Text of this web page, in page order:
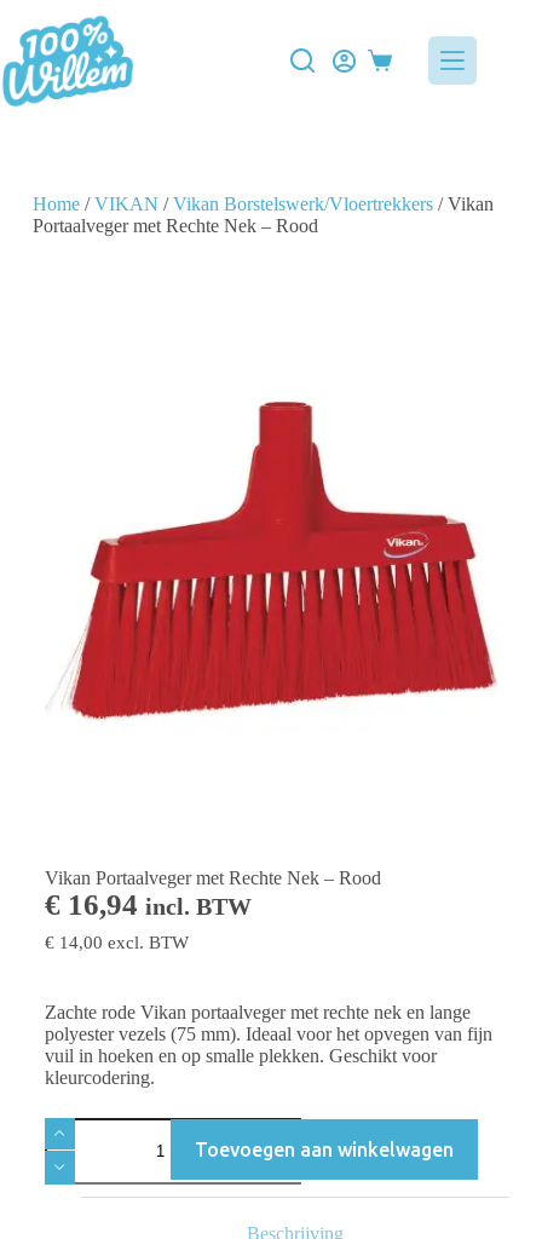
Home/VIKAN /Vikan Borstelswerk/Vloertrekkers/ Vikan
Portaalveger met Rechte Nek – Rood
Vikan Portaalveger met Rechte Nek – Rood
€16,94 incl. BTW
€14,00 excl. BTW
Zachte rode Vikan portaalveger met rechte nek en lange
polyester vezels (75 mm). Ideaal voor het opvegen van fijn
vuil in hoeken en op smalle plekken. Geschikt voor
kleurcodering.
Toevoegen aan winkelwagen
Beschrijving